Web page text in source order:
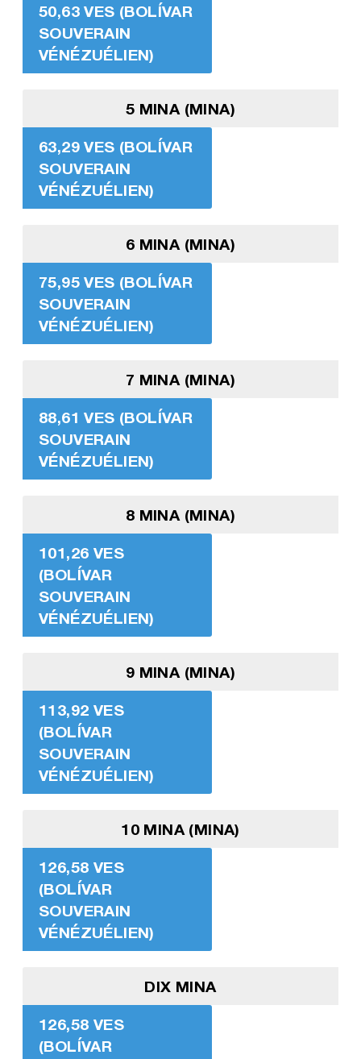
50,63 VES (BOLÍVAR
SOUVERAIN
VÉNÉZUÉLIEN)
5 MINA (MINA)
63,29 VES (BOLÍVAR
SOUVERAIN
VÉNÉZUÉLIEN)
6 MINA (MINA)
75,95 VES (BOLÍVAR
SOUVERAIN
VÉNÉZUÉLIEN)
7 MINA (MINA)
88,61 VES (BOLÍVAR
SOUVERAIN
VÉNÉZUÉLIEN)
8 MINA (MINA)
101,26 VES
(BOLÍVAR
SOUVERAIN
VÉNÉZUÉLIEN)
9 MINA (MINA)
113,92 VES
(BOLÍVAR
SOUVERAIN
VÉNÉZUÉLIEN)
10 MINA (MINA)
126,58 VES
(BOLÍVAR
SOUVERAIN
VÉNÉZUÉLIEN)
DIX MINA
126,58 VES
(BOLÍVAR